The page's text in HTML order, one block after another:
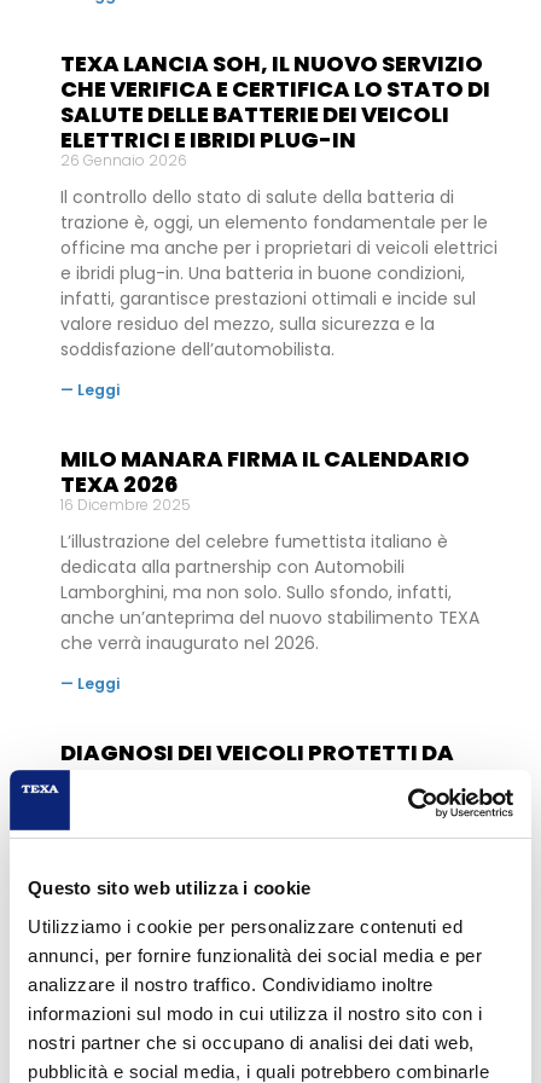
Questo sito web utilizza i cookie
Utilizziamo i cookie per personalizzare contenuti ed
annunci, per fornire funzionalità dei social media e per
analizzare il nostro traffico. Condividiamo inoltre
informazioni sul modo in cui utilizza il nostro sito con i
nostri partner che si occupano di analisi dei dati web,
pubblicità e social media, i quali potrebbero combinarle
TEXA LANCIA SOH, IL NUOVO SERVIZIO
CHE VERIFICA E CERTIFICA LO STATO DI
SALUTE DELLE BATTERIE DEI VEICOLI
ELETTRICI E IBRIDI PLUG-IN
26 Gennaio 2026
Il controllo dello stato di salute della batteria di
trazione è, oggi, un elemento fondamentale per le
officine ma anche per i proprietari di veicoli elettrici
e ibridi plug-in. Una batteria in buone condizioni,
infatti, garantisce prestazioni ottimali e incide sul
valore residuo del mezzo, sulla sicurezza e la
soddisfazione dell’automobilista.
— Leggi
MILO MANARA FIRMA IL CALENDARIO
TEXA 2026
16 Dicembre 2025
L’illustrazione del celebre fumettista italiano è
dedicata alla partnership con Automobili
Lamborghini, ma non solo. Sullo sfondo, infatti,
anche un’anteprima del nuovo stabilimento TEXA
che verrà inaugurato nel 2026.
— Leggi
DIAGNOSI DEI VEICOLI PROTETTI DA
SECURE GATEWAY: DA OGGI ANCHE
VOLVO È TRA I MARCHI DISPONIBILI
clienti TEXA a livello mondiale si amplia
in modo completo e illimitato alla diagnosi dei
veicoli provvisti di sistemi di protezione delle
centraline.